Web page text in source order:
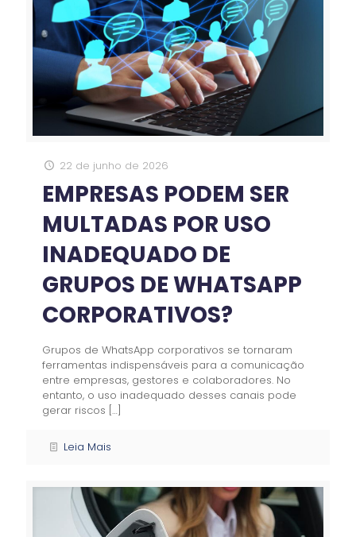
22 de junho de 2026
EMPRESAS PODEM SER
MULTADAS POR USO
INADEQUADO DE
GRUPOS DE WHATSAPP
CORPORATIVOS?
Grupos de WhatsApp corporativos se tornaram
ferramentas indispensáveis para a comunicação
entre empresas, gestores e colaboradores. No
entanto, o uso inadequado desses canais pode
gerar riscos […]
Leia Mais